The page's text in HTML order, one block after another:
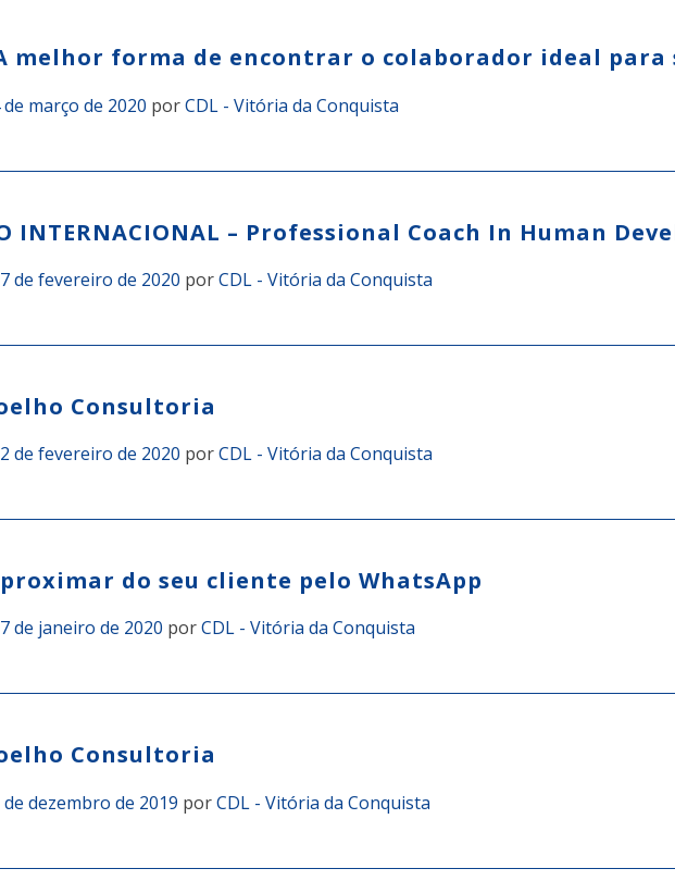
melhor forma de encontrar o colaborador ideal para
de março de 2020 porCDL - Vitória da Conquista
INTERNACIONAL – Professional Coach In Human
de fevereiro de 2020 porCDL - Vitória da Conquista
Consultoria
de fevereiro de 2020 porCDL - Vitória da Conquista
do seu cliente pelo WhatsApp
de janeiro de 2020 porCDL - Vitória da Conquista
Consultoria
de dezembro de 2019 porCDL - Vitória da Conquista